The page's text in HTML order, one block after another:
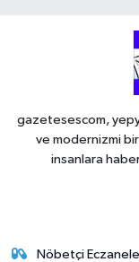
gazetesescom,
ve modernizmi
insanlara
Nöbetçi